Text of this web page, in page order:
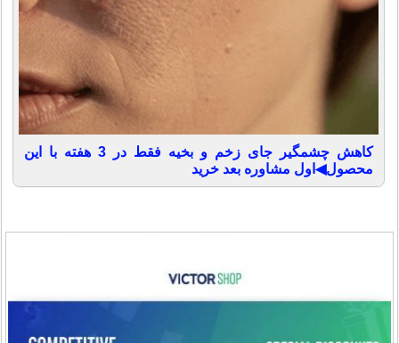
کاهش چشمگیر جای زخم و بخیه فقط در 3 هفته با این
محصول◀اول مشاوره بعد خرید